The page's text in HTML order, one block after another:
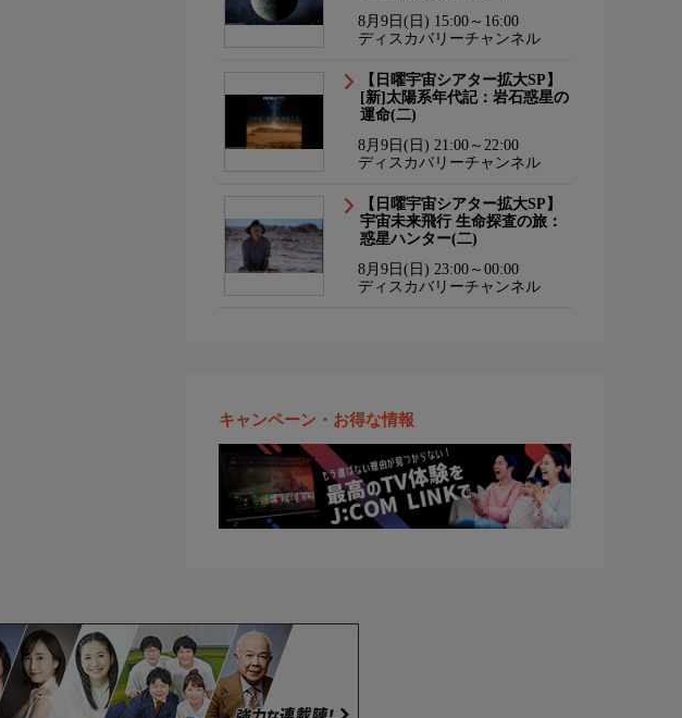
8月9日(日) 15:00～16:00
ディスカバリーチャンネル
【日曜宇宙シアター拡大SP】
[新]太陽系年代記：岩石惑星の
運命(二)
8月9日(日) 21:00～22:00
ディスカバリーチャンネル
【日曜宇宙シアター拡大SP】
宇宙未来飛行 生命探査の旅：
惑星ハンター(二)
8月9日(日) 23:00～00:00
ディスカバリーチャンネル
キャンペーン・お得な情報